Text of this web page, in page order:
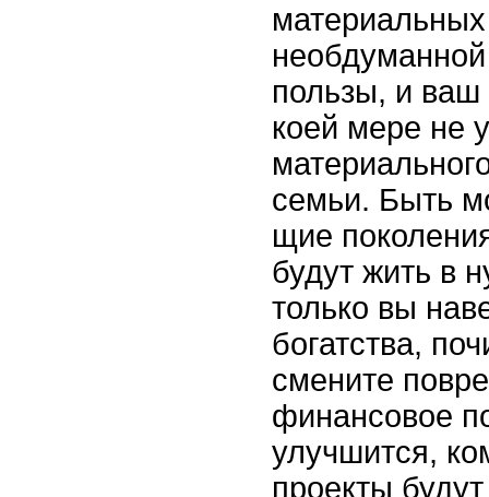
пользы, и
коей мере не
семьи. Быть
щие
будут жить в
только вы
богатства,
смените
финансовое
улучшится,
проекты